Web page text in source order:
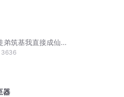
弟筑基我直接成仙 |
母 | 多人有声剧
3636
器